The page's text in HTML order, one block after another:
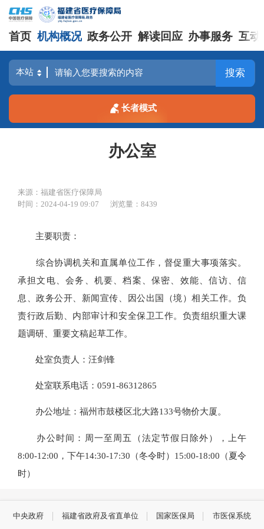
首页 机构概况 政务公开 解读回应 办事服务 互动
搜索
长者模式
办公室
来源：福建省医疗保障局
时间：2024-04-19 09:07
浏览量：8439
主要职责：
综合协调机关和直属单位工作，督促重大事项落实。
承担文电、会务、机要、档案、保密、效能、信访、信
息、政务公开、新闻宣传、因公出国（境）相关工作。负
责行政后勤、内部审计和安全保卫工作。负责组织重大课
题调研、重要文稿起草工作。
处室负责人：汪剑锋
处室联系电话：0591-86312865
办公地址：福州市鼓楼区北大路133号物价大厦。
办公时间：周一至周五（法定节假日除外），上午
8:00-12:00，下午14:30-17:30（冬令时）15:00-18:00（夏令
时）
中央政府 福建省政府及省直单位 国家医保局 市医保系统